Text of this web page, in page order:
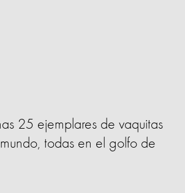
25 ejemplares de vaquitas
todas en el golfo de